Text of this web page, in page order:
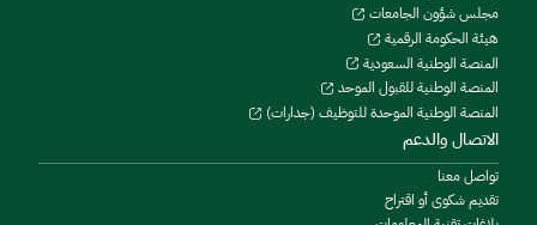
مجلس شؤون الجامعات
هيئة الحكومة الرقمية
المنصة الوطنية السعودية
المنصة الوطنية للقبول الموحد
المنصة الوطنية الموحدة للتوظيف (جدارات)
الاتصال والدعم
تواصل معنا
تقديم شكوى أو اقتراح